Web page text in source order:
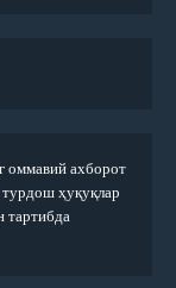
оммавий ахборот
турдош ҳуқуқлар
тартибда